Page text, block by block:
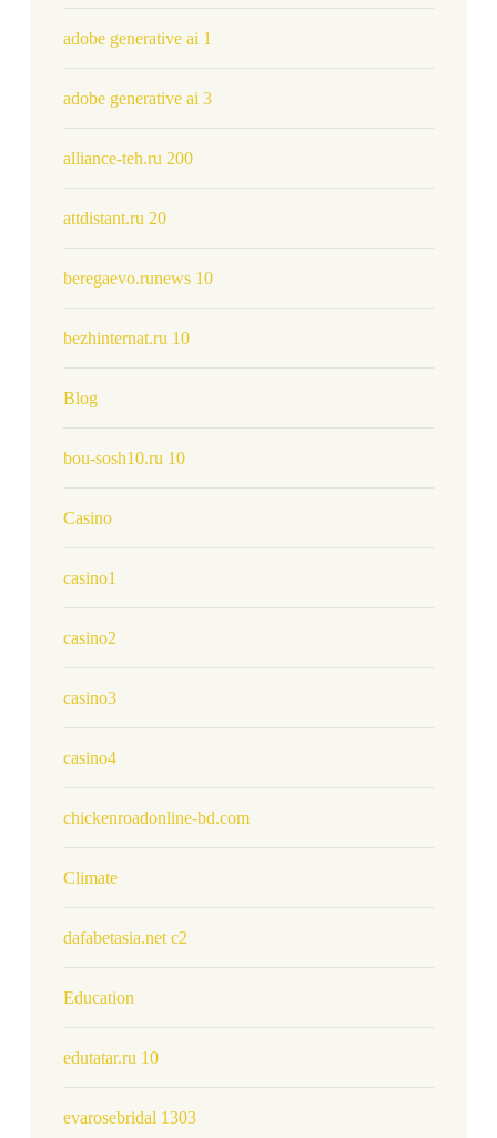
adobe generative ai 1
adobe generative ai 3
alliance-teh.ru 200
attdistant.ru 20
beregaevo.runews 10
bezhinternat.ru 10
Blog
bou-sosh10.ru 10
Casino
casino1
casino2
casino3
casino4
chickenroadonline-bd.com
Climate
dafabetasia.net c2
Education
edutatar.ru 10
evarosebridal 1303